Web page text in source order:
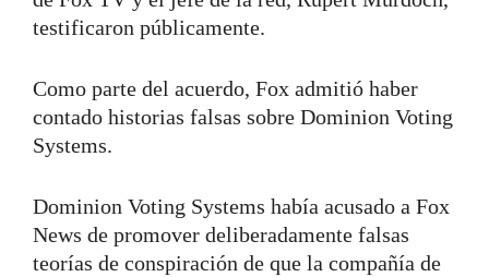
testificaron públicamente.
Como parte del acuerdo, Fox admitió haber
contado historias falsas sobre Dominion Voting
Systems.
Dominion Voting Systems había acusado a Fox
News de promover deliberadamente falsas
teorías de conspiración de que la compañía de